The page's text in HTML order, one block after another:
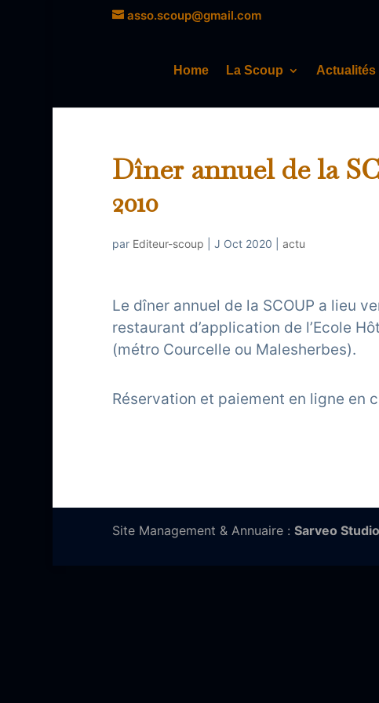
asso.scoup@gmail.com
Home La Scoup Actualités
Dîner annuel de la
2010
par Editeur-scoup J Oct 2020 actu
Le dîner annuel de la SCOUP a lieu
restaurant d’application de l’Ecole
(métro Courcelle ou Malesherbes).
Réservation et paiement en ligne en
Site Management & Annuaire : Sarveo Studio